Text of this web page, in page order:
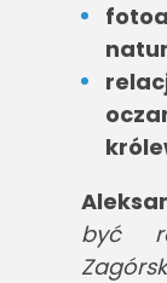
być